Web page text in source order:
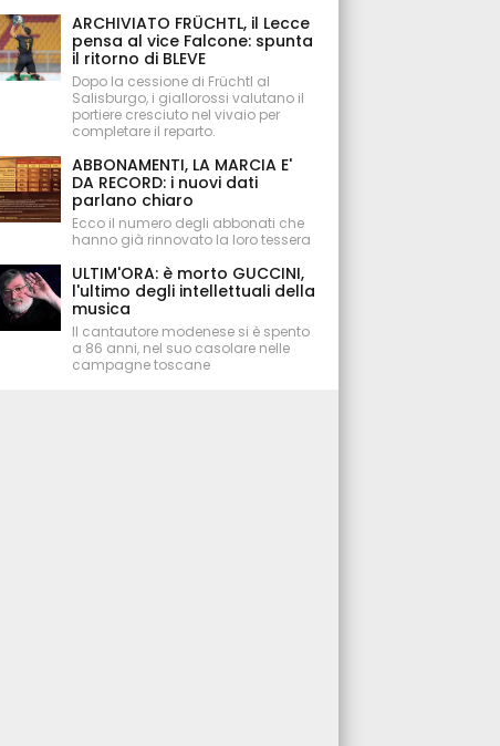
ARCHIVIATO FRÜCHTL, il Lecce
pensa al vice Falcone: spunta
il ritorno di BLEVE
Dopo la cessione di Früchtl al
Salisburgo, i giallorossi valutano il
portiere cresciuto nel vivaio per
completare il reparto.
ABBONAMENTI, LA MARCIA E'
DA RECORD: i nuovi dati
parlano chiaro
Ecco il numero degli abbonati che
hanno già rinnovato la loro tessera
ULTIM'ORA: è morto GUCCINI,
l'ultimo degli intellettuali della
musica
Il cantautore modenese si è spento
a 86 anni, nel suo casolare nelle
campagne toscane